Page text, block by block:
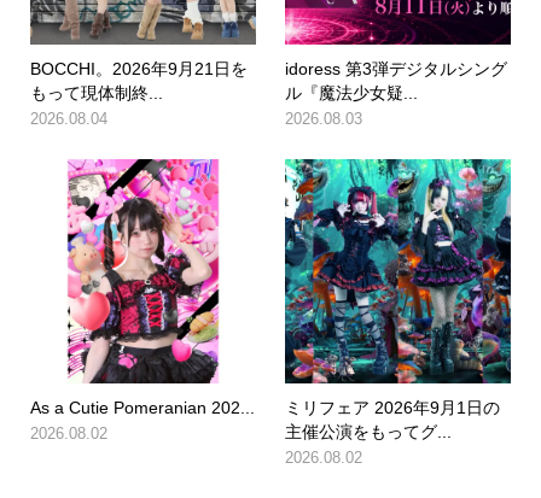
BOCCHI。2026年9月21日を
もって現体制終...
2026.08.04
idoress 第3弾デジタルシング
ル『魔法少女疑...
2026.08.03
As a Cutie Pomeranian 202...
2026.08.02
ミリフェア 2026年9月1日の
主催公演をもってグ...
2026.08.02